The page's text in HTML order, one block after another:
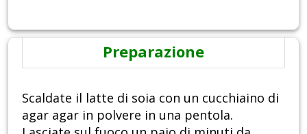
Preparazione
Scaldate il latte di soia con un cucchiaino di
agar agar in polvere in una pentola.